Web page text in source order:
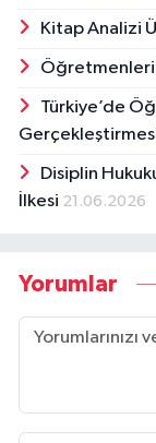
Kitap Analizi
Türkiye’de
Disiplin
İlkesi 21.06.2026
Yorumlar